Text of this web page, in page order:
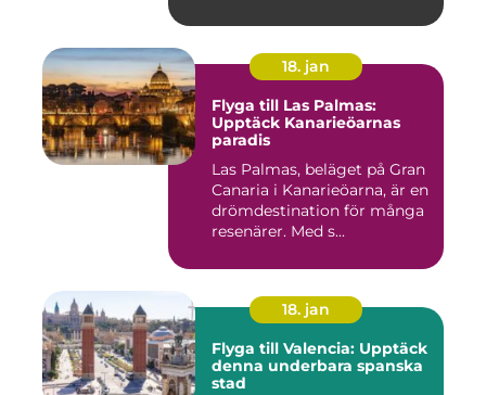
18. jan
Flyga till Las Palmas:
Upptäck Kanarieöarnas
paradis
Las Palmas, beläget på Gran
Canaria i Kanarieöarna, är en
drömdestination för många
resenärer. Med s...
18. jan
Flyga till Valencia: Upptäck
denna underbara spanska
stad